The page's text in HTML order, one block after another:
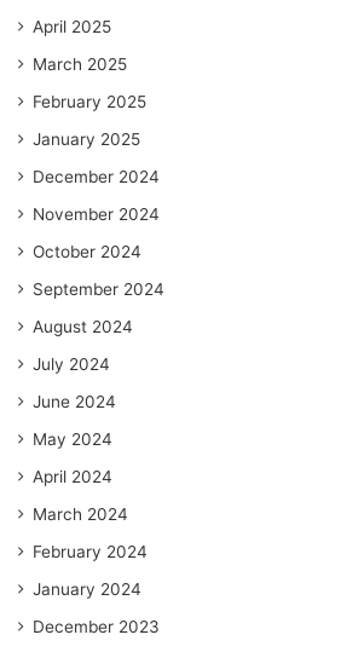
April 2025
March 2025
February 2025
January 2025
December 2024
November 2024
October 2024
September 2024
August 2024
July 2024
June 2024
May 2024
April 2024
March 2024
February 2024
January 2024
December 2023